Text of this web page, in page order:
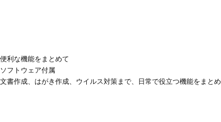
便利な機能をまとめて
ソフトウェア付属
文書作成、はがき作成、ウイルス対策まで、日常で役立つ機能をまと